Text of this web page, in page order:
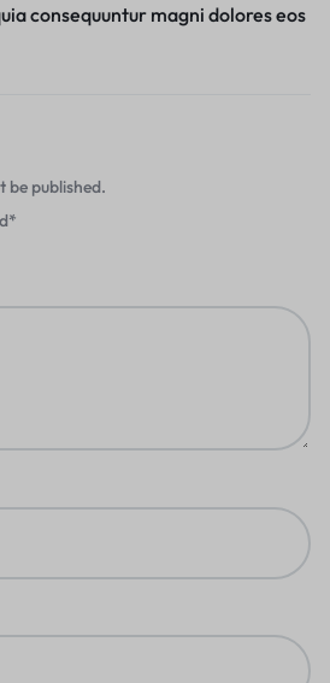
consequuntur magni dolores eos
be published.
*